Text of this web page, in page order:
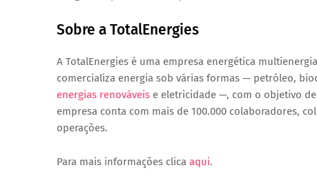
Sobre a TotalEnergies
A TotalEnergies é uma empresa energética
comercializa energia sob várias formas — petróleo,
energias renováveis e eletricidade —, com o objetivo
empresa conta com mais de 100.000 colaboradores,
operações.
Para mais informações clica aqui.